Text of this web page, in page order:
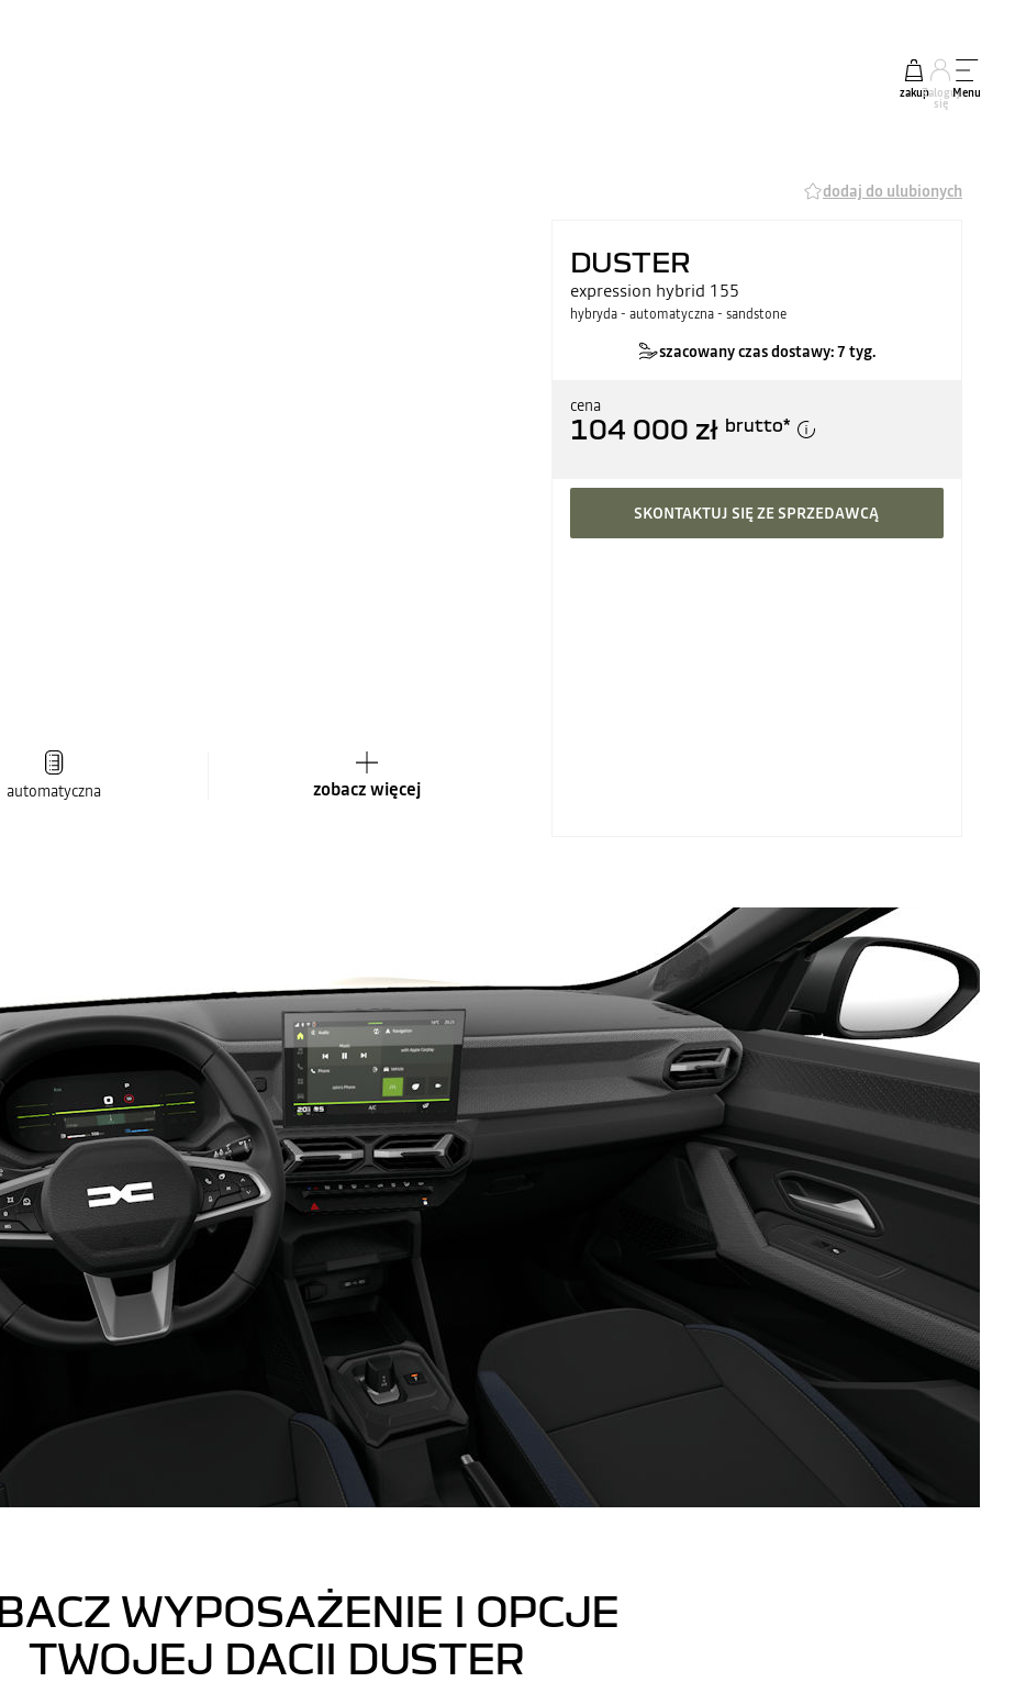
zakupZaloguj
się
Menu
dodaj do ulubionych
automatyczna zobacz więcej
DUSTER
expression hybrid 155
hybryda - automatyczna - sandstone
szacowany czas dostawy: 7 tyg.
cena
104 000 zł brutto*
SKONTAKTUJ SIĘ ZE SPRZEDAWCĄ
WYPOSAŻENIE I OPCJE
TWOJEJ DACII DUSTER